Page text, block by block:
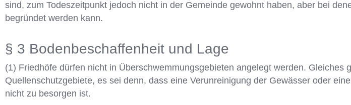
sind, zum Todeszeitpunkt jedoch nicht in der Gemeinde gewohnt haben, aber bei
begründet werden kann.
§ 3 Bodenbeschaffenheit und Lage
(1) Friedhöfe dürfen nicht in Überschwemmungsgebieten angelegt werden. Gleiches
Quellenschutzgebiete, es sei denn, dass eine Verunreinigung der Gewässer oder
nicht zu besorgen ist.